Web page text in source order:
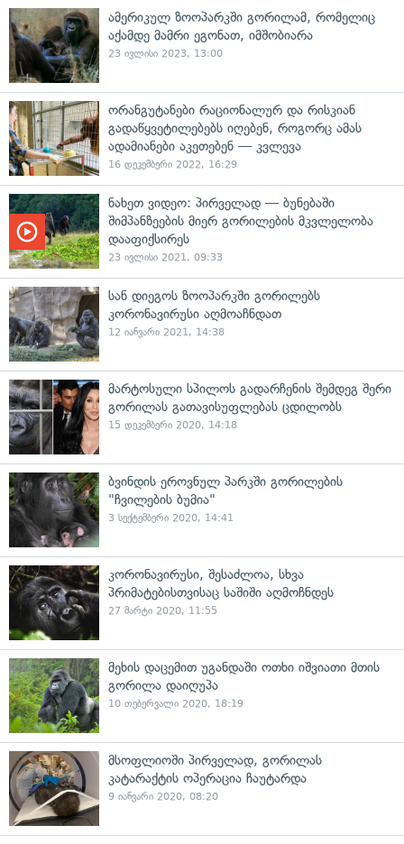
ამერიკულ ზოოპარკში გორილამ, რომელიც
აქამდე მამრი ეგონათ, იმშობიარა
23 ივლისი 2023, 13:00
ორანგუტანები რაციონალურ და რისკიან
გადაწყვეტილებებს იღებენ, როგორც ამას
ადამიანები აკეთებენ — კვლევა
16 დეკემბერი 2022, 16:29
ნახეთ ვიდეო: პირველად — ბუნებაში
შიმპანზეების მიერ გორილების მკვლელობა
დააფიქსირეს
23 ივლისი 2021, 09:33
სან დიეგოს ზოოპარკში გორილებს
კორონავირუსი აღმოაჩნდათ
12 იანვარი 2021, 14:38
მარტოსული სპილოს გადარჩენის შემდეგ შერი
გორილას გათავისუფლებას ცდილობს
15 დეკემბერი 2020, 14:18
ბვინდის ეროვნულ პარკში გორილების
"ჩვილების ბუმია"
3 სექტემბერი 2020, 14:41
კორონავირუსი, შესაძლოა, სხვა
პრიმატებისთვისაც საშიში აღმოჩნდეს
27 მარტი 2020, 11:55
მეხის დაცემით უგანდაში ოთხი იშვიათი მთის
გორილა დაიღუპა
10 თებერვალი 2020, 18:19
მსოფლიოში პირველად, გორილას
კატარაქტის ოპერაცია ჩაუტარდა
9 იანვარი 2020, 08:20